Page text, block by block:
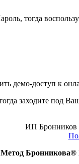
тогда
демо-доступ к
заходите под
ИП Бронников
Метод Бронникова®